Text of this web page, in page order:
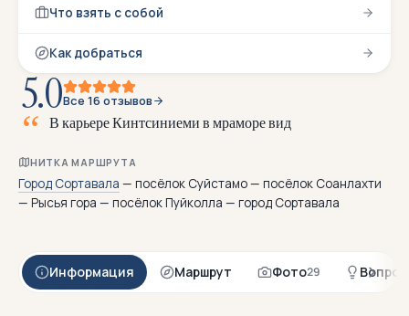
Что взять с собой
Как добраться
5.0Все 16 отзывов
ВкарьереКинтсиниемивмраморевид
НИТКА МАРШРУТА
Город Сортавала — посёлок Суйстамо — посёлок Соанлахти
— Рысья гора — посёлок Пуйколла — город Сортавала
Информация Маршрут Фото29